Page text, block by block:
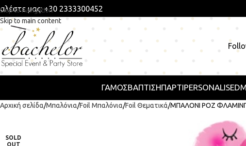
Skip to navigation
Skip to main content
μας: +30 2333300452
ΓΑΜΟΣΒΑΠΤΙΣΗΠΆΡΤΙPERSONALISED
Αρχική σελίδα Μπαλόνια Foil Μπαλόνια Foil Θεματικά ΜΠΑΛΟΝΙ ΡΟΖ
SOLD
OUT